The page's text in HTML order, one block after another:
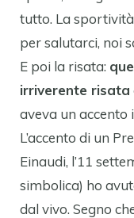
tutto. La
per salutarci, noi
E poi la risata:
irriverente risata
aveva un
L’accento di un
Einaudi, l’11
simbolica) ho
dal vivo. Segno